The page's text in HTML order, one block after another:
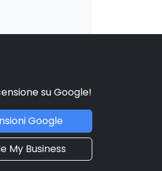
su Google!
Google
My Business